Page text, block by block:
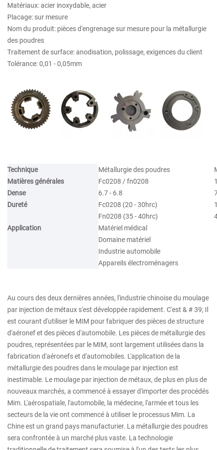
Matériaux: acier inoxydable, acier
Placage: sur mesure
Nom du produit: pièces d'engrenage sur mesure pour la métallurgie
des poudres
Traitement de surface: anodisation, polissage, exigences du client
Tolérance: 0,01 - 0,05mm
Technique Métallurgie des poudres
Matières générales
Fc0208 / fn0208
Dense
6.7 - 6.8
Dureté
Fc0208 (20 - 30hrc)
Fn0208 (35 - 40hrc)
Application
Matériel médical
Domaine matériel
Industrie automobile
Appareils électroménagers
Au cours des deux dernières années, l'industrie chinoise du moulage
par injection de métaux s'est développée rapidement. C'est & # 39; Il
est courant d'utiliser le MIM pour fabriquer des pièces de structure
d'aéronef et des pièces d'automobile. Les pièces de métallurgie des
poudres, représentées par le MIM, sont largement utilisées dans la
fabrication d'aéronefs et d'automobiles. L'application de la
métallurgie des poudres dans le moulage par injection est
inestimable. Le moulage par injection de métaux, de plus en plus de
nouveaux marchés, a commencé à essayer d'importer des procédés
Mim. L'aérospatiale, l'automobile, la médecine, l'armée et tous les
secteurs de la vie ont commencé à utiliser le processus Mim. La
Chine est un grand pays manufacturier. La métallurgie des poudres
sera confrontée à un marché plus vaste. La technologie